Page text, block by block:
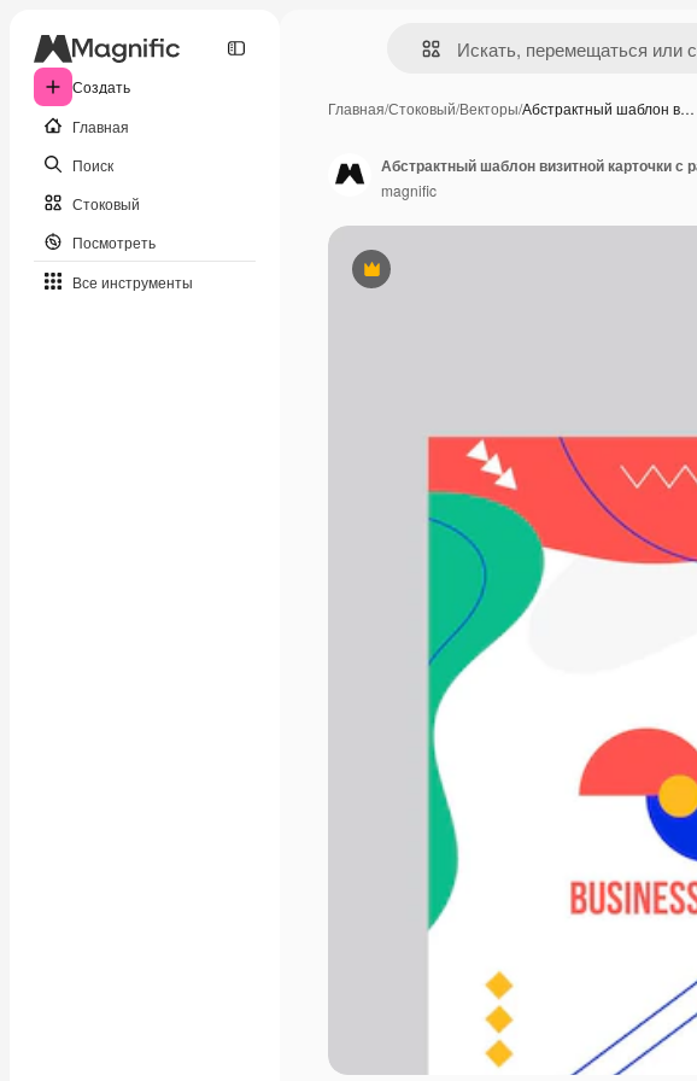
Создать
Главная
Поиск
Стоковый
Посмотреть
Все инструменты
Главная/Стоковый/Векторы/Абстрактный шаблон в…
Премиум
Абстрактный шаблон визитной карточки
magnific